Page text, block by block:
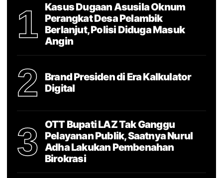
1
Kasus Dugaan Asusila Oknum
Perangkat Desa Pelambik
Berlanjut, Polisi Diduga Masuk
Angin
2
Brand Presiden di Era Kalkulator
Digital
3
OTT Bupati LAZ Tak Ganggu
Pelayanan Publik, Saatnya Nurul
Adha Lakukan Pembenahan
Birokrasi